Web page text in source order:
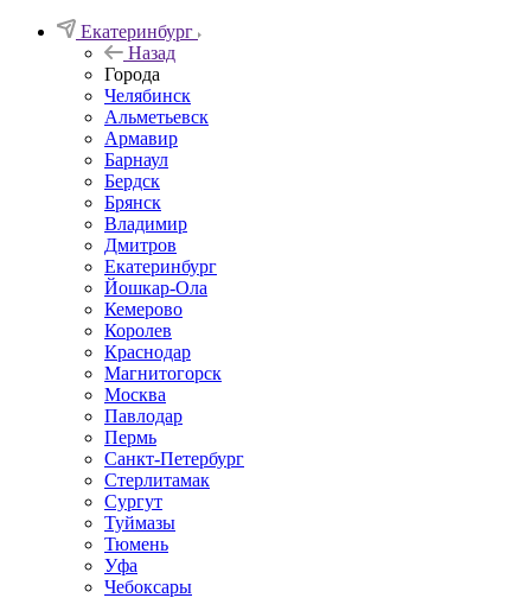
Екатеринбург
Назад
Города
Челябинск
Альметьевск
Армавир
Барнаул
Бердск
Брянск
Владимир
Дмитров
Екатеринбург
Йошкар-Ола
Кемерово
Королев
Краснодар
Магнитогорск
Москва
Павлодар
Пермь
Санкт-Петербург
Стерлитамак
Сургут
Туймазы
Тюмень
Уфа
Чебоксары